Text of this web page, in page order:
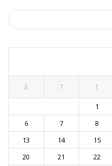
Δ Τ Τ
1
6
7 8
13
14 15
20
21 22